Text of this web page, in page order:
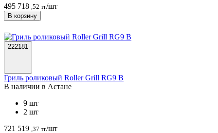
495 718 ,52 тг/шт
В корзину
222181
Гриль роликовый Roller Grill RG9 B
В наличии в Астанe
9 шт
2 шт
721 519 ,37 тг/шт